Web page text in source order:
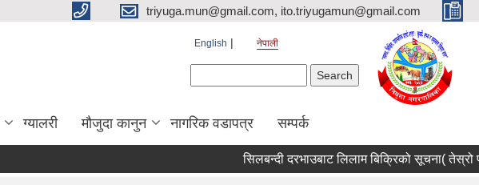
triyuga.mun@gmail.com, ito.triyugamun@gmail.com
English नेपाली
ग्यालरी मौजुदा कानुन नागरिक वडापत्र सम्पर्क
सिलबन्दी दरभाउबाट लिलाम बिक्रिको सूचना( तेस्रो